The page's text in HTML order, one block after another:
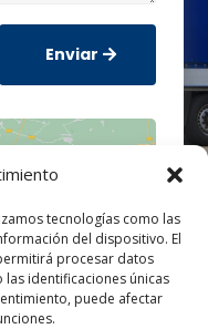
tecnologías como las
del dispositivo. El
procesar datos
identificaciones únicas
puede afectar
Enviar
de
contenido